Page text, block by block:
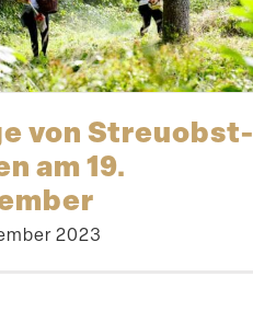
von Streu­obst­
am 19.
2023